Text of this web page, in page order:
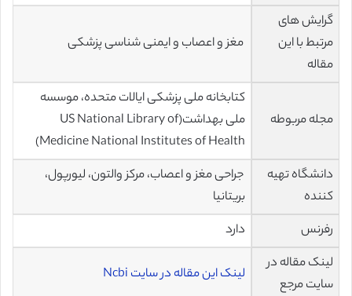
گرایش های
مرتبط با این
مقاله
مغز و اعصاب و ایمنی شناسی پزشکی
مجله مربوطه
کتابخانه ملی پزشکی ایالات متحده، موسسه
ملی بهداشت(US National Library of
Medicine National Institutes of Health)
دانشگاه تهیه
کننده
جراحی مغز و اعصاب، مرکز والتون، لیورپول،
بریتانیا
رفرنس
دارد
لینک مقاله در
سایت مرجع
لینک این مقاله در سایت Ncbi